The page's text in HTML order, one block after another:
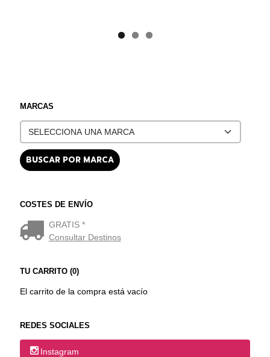
MARCAS
COSTES DE ENVÍO
GRATIS *
Consultar Destinos
TU CARRITO (0)
El carrito de la compra está vacío
REDES SOCIALES
Instagram